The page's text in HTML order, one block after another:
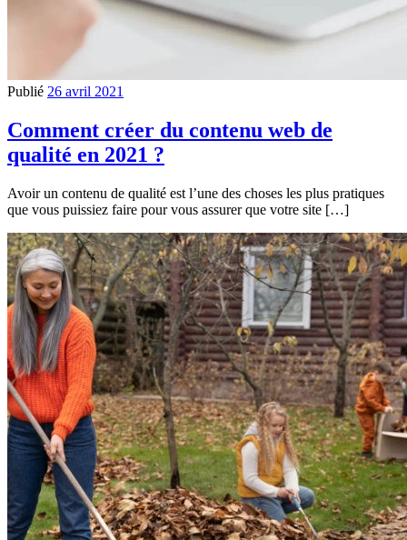
Publié 26 avril 2021
Comment créer du contenu web de
qualité en 2021 ?
Avoir un contenu de qualité est l’une des choses les plus pratiques
que vous puissiez faire pour vous assurer que votre site […]